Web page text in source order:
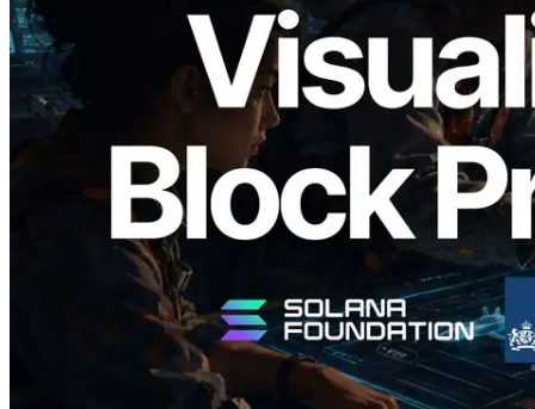
Validators Solutions, Solana Block
Analyzer'ı Yayınladı — Slot Başına Blok
Üretim Süresi ve Görevli Doğrulayıcı
Görselleştirmesi
Bu makaleyi oku